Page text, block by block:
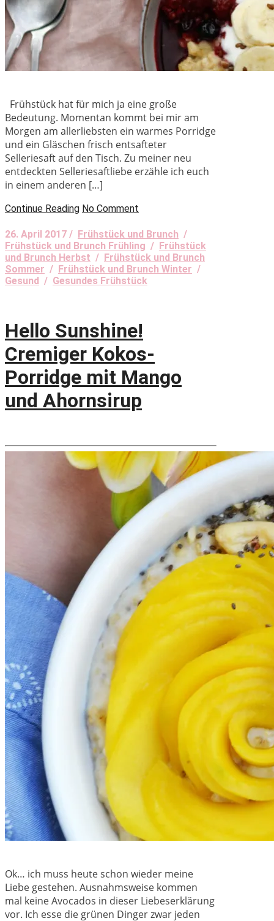
Frühstück hat für mich ja eine große
Bedeutung. Momentan kommt bei mir am
Morgen am allerliebsten ein warmes Porridge
und ein Gläschen frisch entsafteter
Selleriesaft auf den Tisch. Zu meiner neu
entdeckten Selleriesaftliebe erzähle ich euch
in einem anderen […]
Continue Reading No Comment
26. April 2017 / Frühstück und Brunch /
Frühstück und Brunch Frühling / Frühstück
und Brunch Herbst / Frühstück und Brunch
Sommer / Frühstück und Brunch Winter /
Gesund / Gesundes Frühstück
Hello Sunshine!
Cremiger Kokos-
Porridge mit Mango
und Ahornsirup
Ok… ich muss heute schon wieder meine
Liebe gestehen. Ausnahmsweise kommen
mal keine Avocados in dieser Liebeserklärung
vor. Ich esse die grünen Dinger zwar jeden